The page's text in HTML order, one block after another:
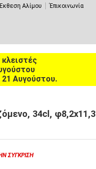
Αλίμου Έπικοινωνία
Αυγούστου.
34cl, φ8,2x11,3
ΣΎΓΚΡΙΣΗ